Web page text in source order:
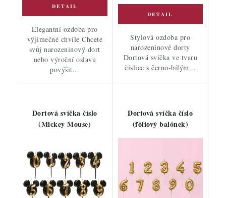
Elegantní ozdoba pro
výjimečné chvíle Chcete
svůj narozeninový dort
nebo výroční oslavu
povýšit...
Stylová ozdoba pro
narozeninové dorty
Dortová svíčka ve tvaru
číslice s černo-bílým...
Dortová svíčka číslo
(Mickey Mouse)
Dortová svíčka číslo
(fóliový balónek)